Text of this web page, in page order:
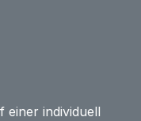
einer individuell